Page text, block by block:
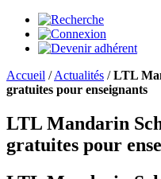
Accueil /Actualités /LTL
gratuites pour enseignants
LTL Mandarin
gratuites pour